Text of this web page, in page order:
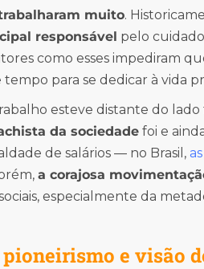
muito.
responsável pelo
como esses impediram
para se dedicar à vida
esteve distante do lado
da sociedade foi e
de salários — no Brasil,
a corajosa
especialmente da
e visão